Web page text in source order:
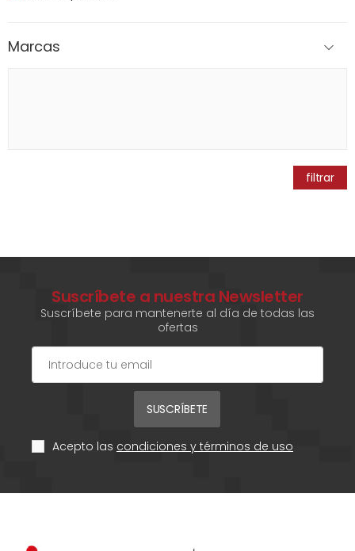
Marcas
filtrar
Suscríbete a nuestra Newsletter
Suscríbete para mantenerte al día de todas las
ofertas
SUSCRÍBETE
Acepto las condiciones y términos de uso